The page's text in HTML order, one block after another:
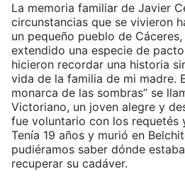
La memoria familiar de Javier
circunstancias que se vivieron
un pequeño pueblo de
extendido una especie de
hicieron recordar una historia
vida de la familia de mi madre.
monarca de las sombras” se
Victoriano, un joven alegre y
fue voluntario con los requetés
Tenía 19 años y murió en
pudiéramos saber dónde
recuperar su cadáver.